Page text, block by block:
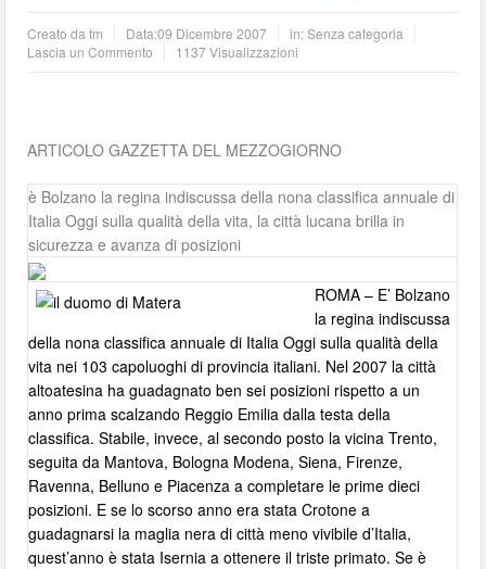
Creato datm Data:09 Dicembre 2007
in: Senza categoria
Lascia un Commento
1137 Visualizzazioni
ARTICOLO GAZZETTA DEL MEZZOGIORNO
è Bolzano la regina indiscussa della nona classifica annuale di
Italia Oggi sulla qualità della vita, la città lucana brilla in
sicurezza e avanza di posizioni
ROMA – E’ Bolzano
la regina indiscussa
della nona classifica annuale di Italia Oggi sulla qualità della
vita nei 103 capoluoghi di provincia italiani. Nel 2007 la città
altoatesina ha guadagnato ben sei posizioni rispetto a un
anno prima scalzando Reggio Emilia dalla testa della
classifica. Stabile, invece, al secondo posto la vicina Trento,
seguita da Mantova, Bologna Modena, Siena, Firenze,
Ravenna, Belluno e Piacenza a completare le prime dieci
posizioni. E se lo scorso anno era stata Crotone a
guadagnarsi la maglia nera di città meno vivibile d’Italia,
quest’anno è stata Isernia a ottenere il triste primato. Se è